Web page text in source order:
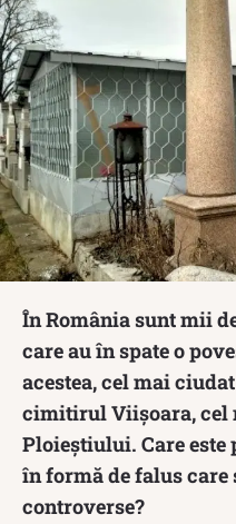
În România sunt mii
care au în spate o
acestea, cel mai
cimitirul Viişoara,
Ploieştiului. Care
în formă de falus care
controverse?